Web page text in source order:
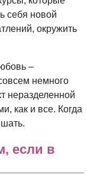
себя новой
окружить
–
немного
неразделенной
как и все. Когда
если в